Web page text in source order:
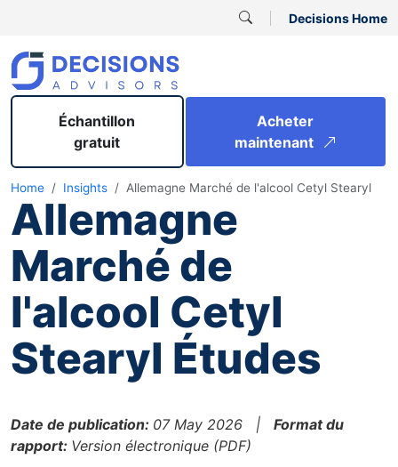
Decisions Home
Échantillon
gratuit
Acheter
maintenant
Home Insights Allemagne Marché de l'alcool Cetyl Stearyl
Allemagne
Marché de
l'alcool Cetyl
Stearyl Études
Date de publication: 07 May 2026 | Format du
rapport: Version électronique (PDF)